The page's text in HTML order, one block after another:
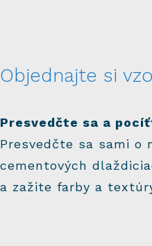
Objednajte si
Presvedčte sa a
Presvedčte sa sami o
cementových
a zažite farby a